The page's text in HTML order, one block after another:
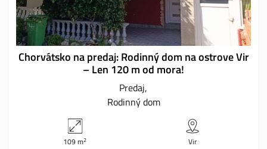
Chorvátsko na predaj: Rodinný dom na ostrove Vir
– Len 120 m od mora!
Predaj
Rodinný dom
109 m2 Vir